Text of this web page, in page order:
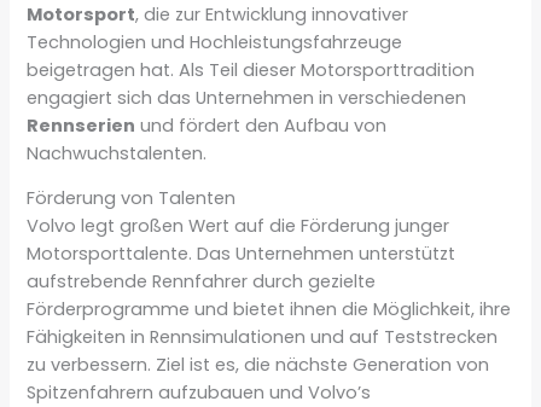
Motorsport, die zur Entwicklung innovativer
Technologien und Hochleistungsfahrzeuge
beigetragen hat. Als Teil dieser Motorsporttradition
engagiert sich das Unternehmen in verschiedenen
Rennserien und fördert den Aufbau von
Nachwuchstalenten.
Förderung von Talenten
Volvo legt großen Wert auf die Förderung junger
Motorsporttalente. Das Unternehmen unterstützt
aufstrebende Rennfahrer durch gezielte
Förderprogramme und bietet ihnen die Möglichkeit, ihre
Fähigkeiten in Rennsimulationen und auf Teststrecken
zu verbessern. Ziel ist es, die nächste Generation von
Spitzenfahrern aufzubauen und Volvo’s